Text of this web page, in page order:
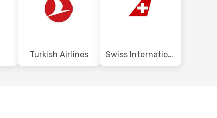
Turkish Airlines Swiss International Air Lines